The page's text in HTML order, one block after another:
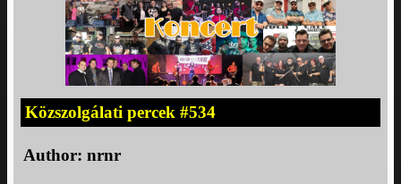
Közszolgálati percek #534
Author:nrnr